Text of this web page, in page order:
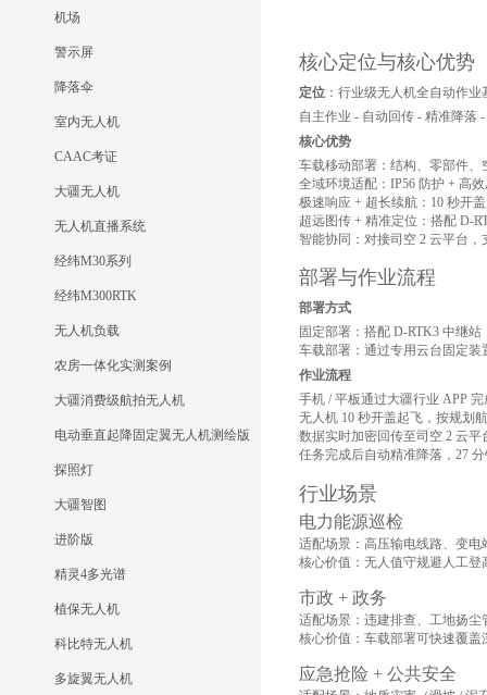
机场
警示屏
降落伞
室内无人机
CAAC考证
大疆无人机
无人机直播系统
经纬M30系列
经纬M300RTK
无人机负载
农房一体化实测案例
大疆消费级航拍无人机
电动垂直起降固定翼无人机测绘版
探照灯
大疆智图
进阶版
精灵4多光谱
植保无人机
科比特无人机
多旋翼无人机
核心定位与核心优势
定位 ：行业级无人机全自动作
自主作业 - 自动回传 - 精准降落
核心优势
车载移动部署：结构、零部件
全域环境适配：IP56 防护 + 高
极速响应 + 超长续航：10 秒开
超远图传 + 精准定位：搭配 D-
智能协同：对接司空 2 云平台
部署与作业流程
部署方式
固定部署：搭配 D-RTK3 中继
车载部署：通过专用云台固定
作业流程
手机 / 平板通过大疆行业 APP
无人机 10 秒开盖起飞，按规划
数据实时加密回传至司空 2 云
任务完成后自动精准降落，27
行业场景
电力能源巡检
适配场景：高压输电线路、变
核心价值：无人值守规避人工
市政 + 政务
适配场景：违建排查、工地扬
核心价值：车载部署可快速覆
应急抢险 + 公共安全